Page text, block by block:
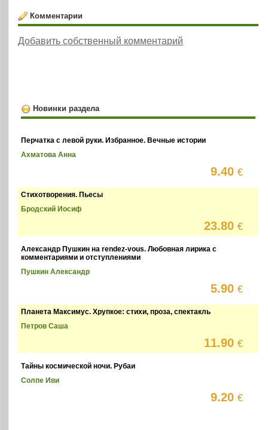
Комментарии
Добавить собственный комментарий
Новинки раздела
Перчатка с левой руки. Избранное. Вечные истории
Ахматова Анна
9.40€
Стихотворения. Пьесы
Бродский Иосиф
23.80€
Александр Пушкин на rendez-vous. Любовная лирика с
комментариями и отступлениями
Пушкин Александр
5.90€
Планета Максимус. Хрупкое: стихи, проза, спектакль
Петров Саша
11.90€
Тайны космической ночи. Рубаи
Солпе Иви
9.20€